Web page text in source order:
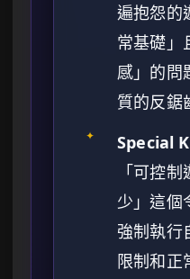
遍抱怨的
常基礎」
感」的問
質的反鋸
✦ Special
「可控
少」這個
強制執行
限制和正